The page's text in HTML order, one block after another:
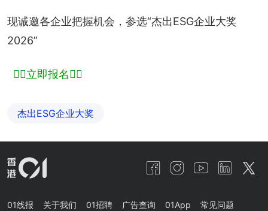
现诚邀各企业把握机会，参选“杰出ESG企业大奖
2026”
👉🏻立即报名👈🏻
杰出ESG企业大奖
01线报 关于我们 01招聘 广告查询 01App 常见问题